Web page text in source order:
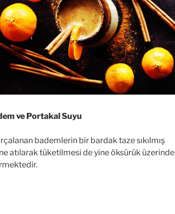
ve Portakal Suyu
bademlerin bir bardak taze sıkılmış
atılarak tüketilmesi de yine öksürük üzerinde